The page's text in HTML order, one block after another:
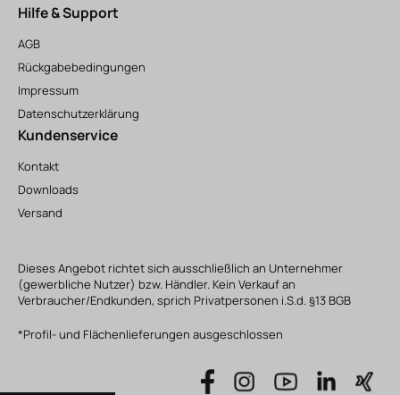
Hilfe & Support
AGB
Rückgabebedingungen
Impressum
Datenschutzerklärung
Kundenservice
Kontakt
Downloads
Versand
Dieses Angebot richtet sich ausschließlich an Unternehmer
(gewerbliche Nutzer) bzw. Händler. Kein Verkauf an
Verbraucher/Endkunden, sprich Privatpersonen i.S.d. §13 BGB
*Profil- und Flächenlieferungen ausgeschlossen